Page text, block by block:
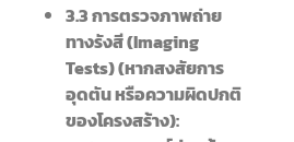
3.3 การตรวจภาพถ่าย
ทางรังสี (Imaging
Tests) (หากสงสัยการ
อุดตัน หรือความผิดปกติ
ของโครงสร้าง):